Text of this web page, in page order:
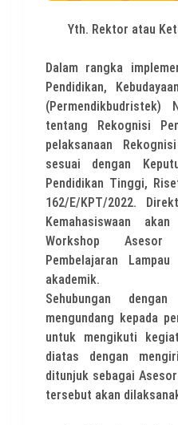
Yth. Rektor atau
Dalam rangka
Pendidikan,
tentang Rekognisi
pelaksanaan
sesuai dengan
Pendidikan Tinggi,
162/E/KPT/2022.
Kemahasiswaan
Workshop Asesor
Pembelajaran
akademik.
Sehubungan
mengundang kepada
untuk mengikuti
diatas dengan
ditunjuk sebagai
tersebut akan